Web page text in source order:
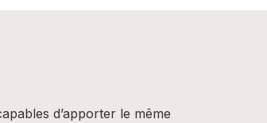
d’apporter le même